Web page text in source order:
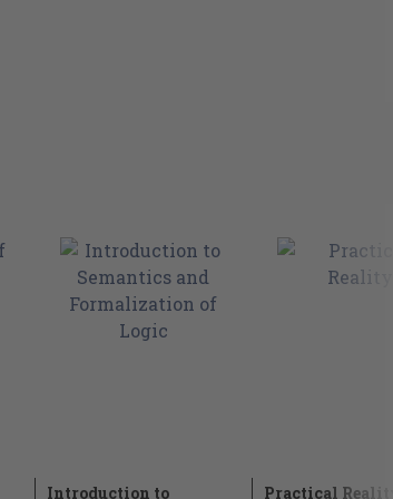
Introduction to
Practical Reality